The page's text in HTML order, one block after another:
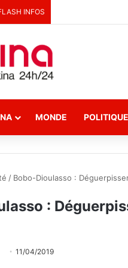
INFOS
MONDE POLITIQUE
/ Bobo-Dioulasso :
:
11/04/2019